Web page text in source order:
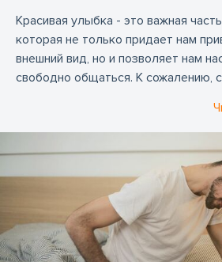
Красивая улыбка - это важная
которая не только придает нам
внешний вид, но и позволяет нам
свободно общаться. К сожалению,